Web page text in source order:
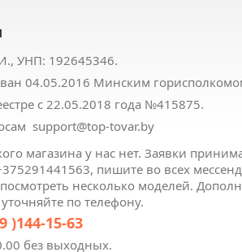
УНП: ‎192645346.
04.05.2016 Минским
с 22.05.2018 года №415875.
support@top-tovar.by
магазина у нас нет. Заявки
пишите во всех
несколько моделей.
по телефону.
)144-15-63
без выходных.